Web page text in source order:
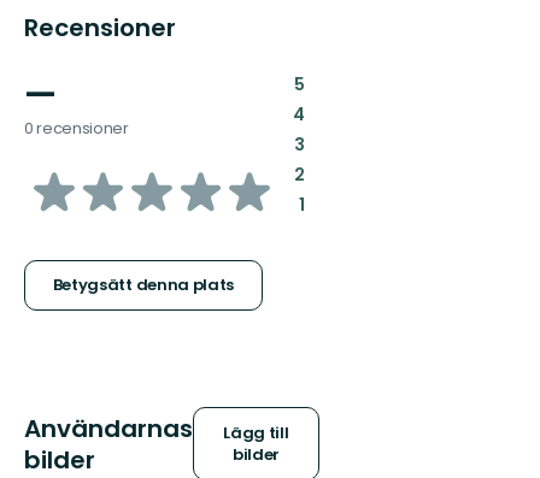
Recensioner
—
0 recensioner
av
stjärnor
Betygsätt denna plats
5:
4:
3:
2:
1:
Användarnas
bilder
Lägg till
bilder